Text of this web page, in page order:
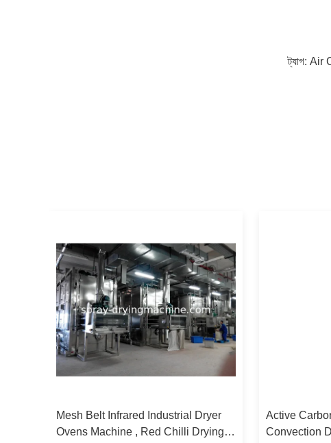
ট্যাগ: Air
Mesh Belt Infrared Industrial Dryer
Ovens Machine , Red Chilli Drying
Active
Convection